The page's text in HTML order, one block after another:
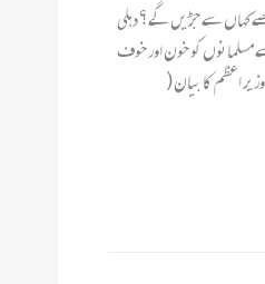
کہاں سے جڑیں گے؟ دہلی
کو خون اور خوف
اعظم کا بیان (